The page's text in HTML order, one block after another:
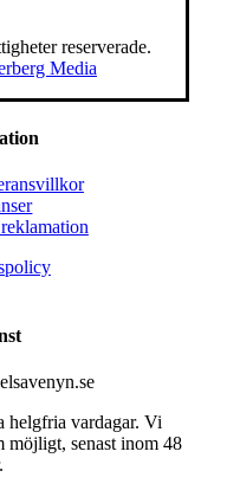
reserverade.
Media
helgfria vardagar. Vi
möjligt, senast inom 48